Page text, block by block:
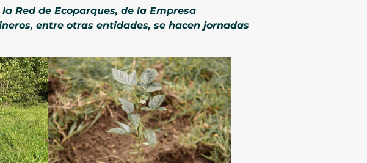
Red de Ecoparques, de la Empresa
entre otras entidades, se hacen jornadas